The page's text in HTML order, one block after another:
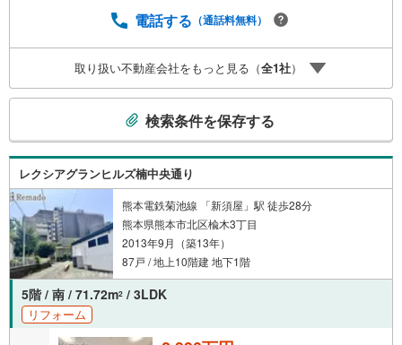
電話する （通話料無料）
取り扱い不動産会社をもっと見る（全1社）
検
索
条
件
で
通
知
を
け
検索条件を保存する
レクシアグランヒルズ楠中央通り
熊本電鉄菊池線 「新須屋」駅 徒歩28分
熊本県熊本市北区楡木3丁目
2013年9月（築13年）
87戸 / 地上10階建 地下1階
5階 / 南 / 71.72m2 / 3LDK
リフォーム